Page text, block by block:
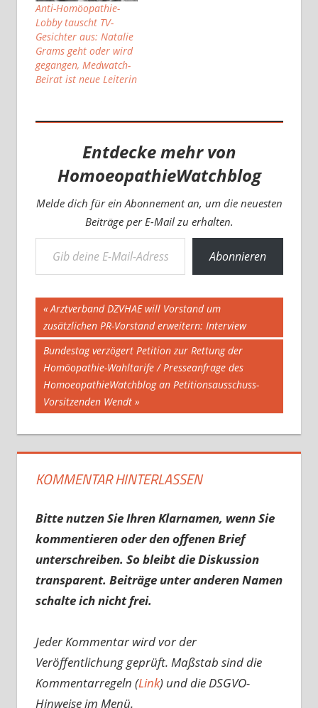
Anti-Homöopathie-
Lobby tauscht TV-
Gesichter aus: Natalie
Grams geht oder wird
gegangen, Medwatch-
Beirat ist neue Leiterin
Entdecke mehr von
HomoeopathieWatchblog
Melde dich für ein Abonnement an, um die neuesten
Beiträge per E-Mail zu erhalten.
Gib deine E-Mail-Adresse ein ...
Abonnieren
Beitragsnavigation
Vorheriger
Beitrag:
Arztverband DZVHAE will Vorstand um
zusätzlichen PR-Vorstand erweitern: Interview
Nächster
Beitrag:
Bundestag verzögert Petition zur Rettung der
Homöopathie-Wahltarife / Presseanfrage des
HomoeopathieWatchblog an Petitionsausschuss-
Vorsitzenden Wendt
KOMMENTAR HINTERLASSEN
Bitte nutzen Sie Ihren Klarnamen, wenn Sie
kommentieren oder den offenen Brief
unterschreiben. So bleibt die Diskussion
transparent. Beiträge unter anderen Namen
schalte ich nicht frei.
Jeder Kommentar wird vor der
Veröffentlichung geprüft. Maßstab sind die
Kommentarregeln (Link) und die DSGVO-
Hinweise im Menü.